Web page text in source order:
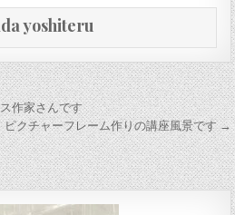
yoshiteru
ョン
作家さんです
ピクチャーフレーム作りの講座風景です →